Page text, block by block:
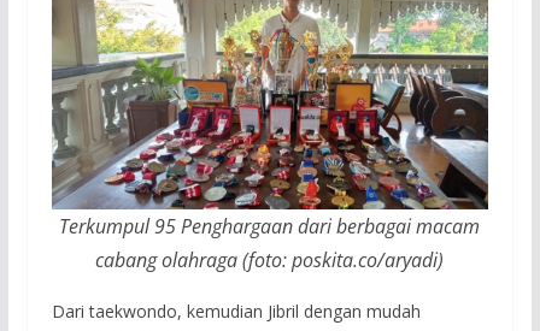
Terkumpul 95 Penghargaan dari berbagai macam
cabang olahraga (foto: poskita.co/aryadi)
Dari taekwondo, kemudian Jibril dengan mudah